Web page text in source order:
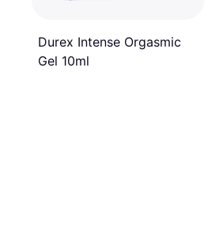
Durex Intense Orgasmic
Gel 10ml